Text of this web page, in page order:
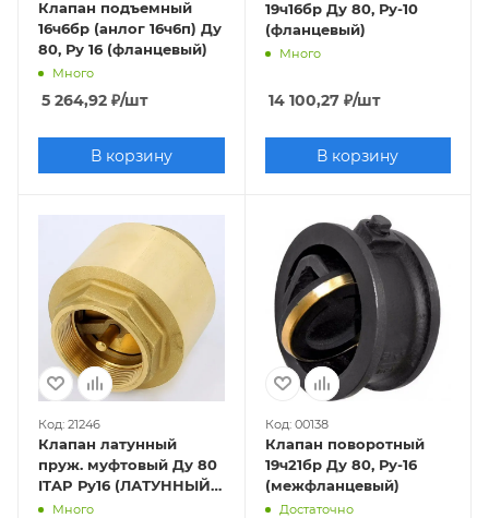
ДУ100 РУ100
ДУ40 РУ16 ДУ50 РУ25
ДУ200
РУ25
ДУ400 РУ25 Dendor
Клапан подъемный
16ч6бр (анлог 16ч6п) Ду
80, Ру 16 (фланцевый)
Много
5 264,92 ₽/шт
В корзину
19ч16бр Ду 80, Ру-10
(фланцевый)
Много
14 100,27₽/шт
В корзину
Код: 21246
Клапан латунный
пруж. муфтовый Ду 80
ITAP Ру16 (ЛАТУННЫЙ
ЗАТВОР)
Много
Код: 00138
Клапан поворотный
19ч21бр Ду 80, Ру-16
(межфланцевый)
Достаточно